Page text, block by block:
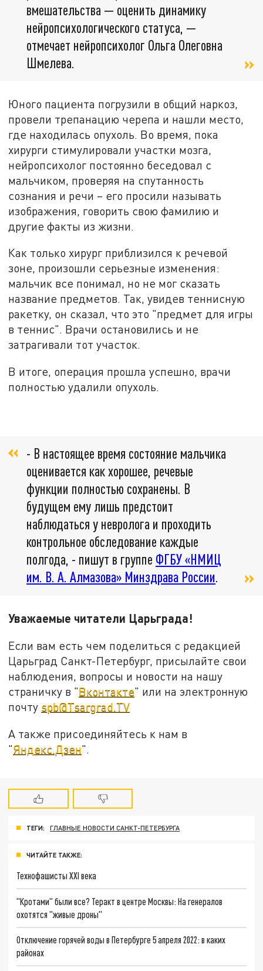
вмешательства — оценить динамику
нейропсихологического статуса, —
отмечает нейропсихолог Ольга Олеговна
Шмелева.
Юного пациента погрузили в общий наркоз,
провели трепанацию черепа и нашли место,
где находилась опухоль. Во время, пока
хирурги стимулировали участки мозга,
нейропсихолог постоянно беседовал с
мальчиком, проверяя на спутанность
сознания и речи – его просили называть
изображения, говорить свою фамилию и
другие факты из жизни.
Как только хирург приблизился к речевой
зоне, произошли серьезные изменения:
мальчик все понимал, но не мог сказать
название предметов. Так, увидев теннисную
ракетку, он сказал, что это "предмет для игры
в теннис". Врачи остановились и не
затрагивали тот участок.
В итоге, операция прошла успешно, врачи
полностью удалили опухоль.
- В настоящее время состояние мальчика
оценивается как хорошее, речевые
функции полностью сохранены. В
будущем ему лишь предстоит
наблюдаться у невролога и проходить
контрольное обследование каждые
полгода, - пишут в группе ФГБУ «НМИЦ
им. В. А. Алмазова» Минздрава России.
Уважаемые читатели Царьграда!
Если вам есть чем поделиться с редакцией
Царьград Санкт-Петербург, присылайте свои
наблюдения, вопросы и новости на нашу
страничку в "Вконтакте" или на электронную
почту spb@Tsargrad.TV
А также присоединяйтесь к нам в
"Яндекс.Дзен".
ТЕГИ: ГЛАВНЫЕ НОВОСТИ САНКТ-ПЕТЕРБУРГА
ЧИТАЙТЕ ТАКЖЕ:
Технофашисты XXI века
"Кротами" были все? Теракт в центре Москвы: На генералов
охотятся "живые дроны"
Отключение горячей воды в Петербурге 5 апреля 2022: в каких
районах